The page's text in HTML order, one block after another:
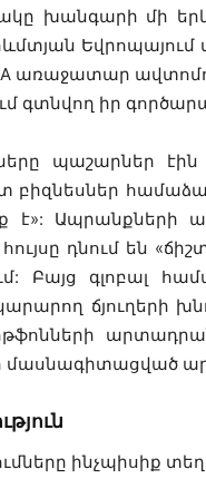
խանգարի մի
գտնվող իր
պաշարներ էին
է»:
հույսը դնում են
Բայց գլոբալ
ճյուղերի
մասնագիտացված
ինչպիսիք